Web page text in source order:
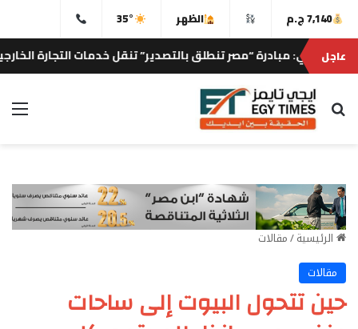
7,140 ج.م الظهر
35°
عاجل
“مصر تنطلق بالتصدير” تنقل خدمات التجارة الخارجية إلى المصانع
بحث عن
الرئيسية/مقالات
مقالات
حين تتحول البيوت إلى ساحات